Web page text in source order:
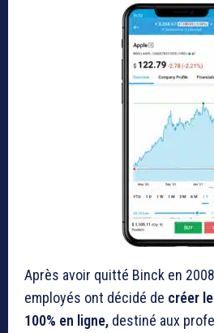
Après avoir quitté Binck en
employés ont décidé de créer le
100% en ligne, destiné aux